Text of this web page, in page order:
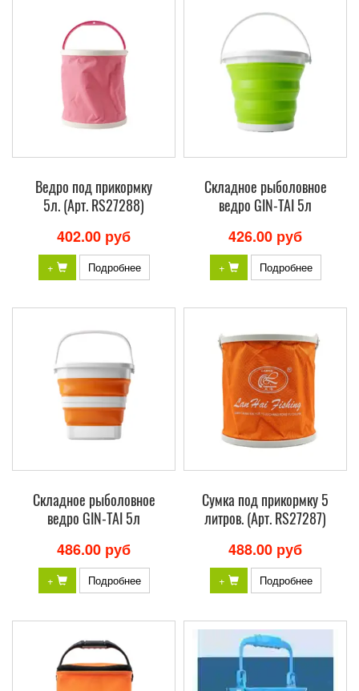
Ведро под прикормку
5л. (Арт. RS27288)
402.00 руб
+ Подробнее
Складное рыболовное
ведро GIN-TAI 5л
426.00 руб
+ Подробнее
Складное рыболовное
ведро GIN-TAI 5л
486.00 руб
+ Подробнее
Сумка под прикормку 5
литров. (Арт. RS27287)
488.00 руб
+ Подробнее